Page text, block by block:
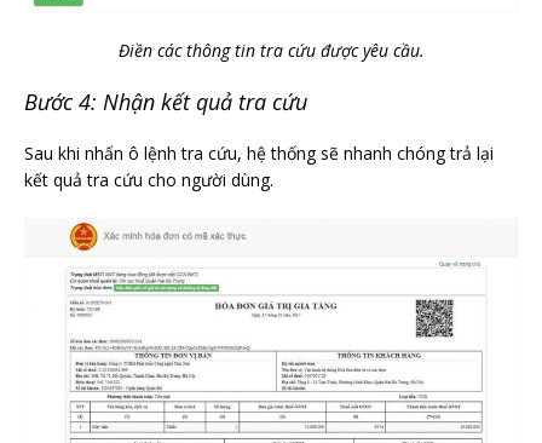
Điền các thông tin tra cứu được yêu cầu.
Bước 4: Nhận kết quả tra cứu
Sau khi nhấn ô lệnh tra cứu, hệ thống sẽ nhanh chóng trả lại
kết quả tra cứu cho người dùng.